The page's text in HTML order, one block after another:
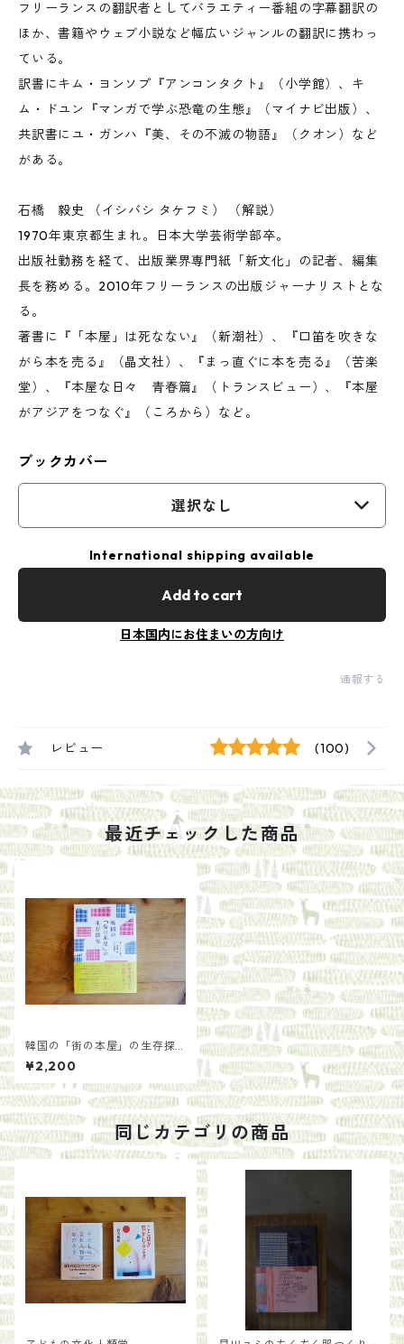
フリーランスの翻訳者としてバラエティー番組の字幕翻訳の
ほか、書籍やウェブ小説など幅広いジャンルの翻訳に携わっ
ている。
訳書にキム・ヨンソプ『アンコンタクト』（小学館）、キ
ム・ドユン『マンガで学ぶ恐竜の生態』（マイナビ出版）、
共訳書にユ・ガンハ『美、その不滅の物語』（クオン）など
がある。
石橋 毅史 （イシバシ タケフミ） （解説）
1970年東京都生まれ。日本大学芸術学部卒。
出版社勤務を経て、出版業界専門紙「新文化」の記者、編集
長を務める。2010年フリーランスの出版ジャーナリストとな
る。
著書に『「本屋」は死なない』（新潮社）、『口笛を吹きな
がら本を売る』（晶文社）、『まっ直ぐに本を売る』（苦楽
堂）、『本屋な日々 青春篇』（トランスビュー）、『本屋
がアジアをつなぐ』（ころから）など。
ブックカバー
選択なし
International shipping available
Add to cart
日本国内にお住まいの方向け
通報する
レビュー (100)
最近チェックした商品
韓国の「街の本屋」の生存探
究/著：ハン・ミファ 訳：渡辺
麻土香 解説：石橋毅史
¥2,200
同じカテゴリの商品